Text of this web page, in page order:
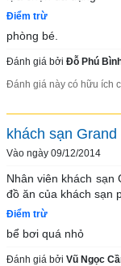
Điểm trừ
phòng bé.
Đánh giá bởi Đỗ Phú
Đánh giá này có hữu ích
khách sạn
Vào ngày 09/12/2014
Nhân viên khách sạn
đồ ăn của khách sạn
Điểm trừ
bể bơi quá nhỏ
Đánh giá bởi Vũ Ngọc